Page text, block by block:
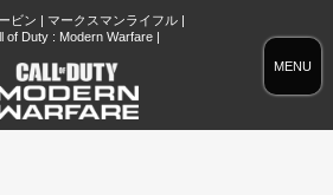
MENU
ビン | マークスマンライフル |
of Duty : Modern Warfare |